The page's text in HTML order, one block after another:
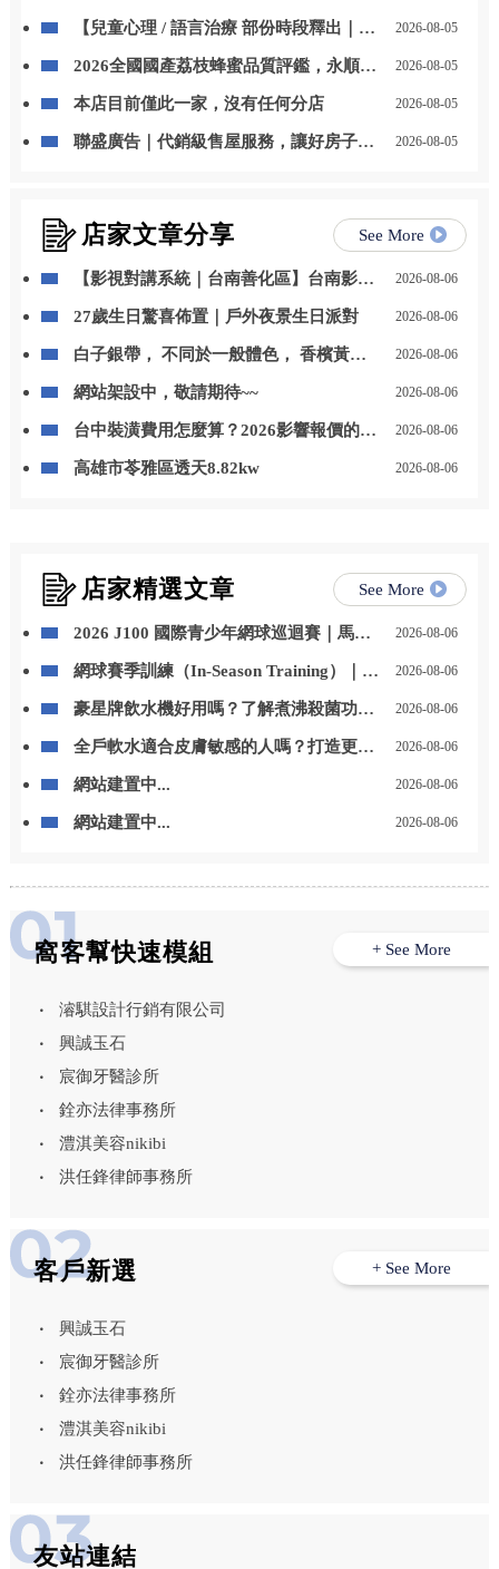
【兒童心理 / 語言治療 部份時段釋出｜開
2026-08-05
2026全國國產荔枝蜂蜜品質評鑑，永順豐
2026-08-05
本店目前僅此一家，沒有任何分店 2026-08-05
聯盛廣告｜代銷級售屋服務，讓好房子被
2026-08-05
店家文章分享 See More
【影視對講系統｜台南善化區】台南影視
2026-08-06
27歲生日驚喜佈置｜戶外夜景生日派對 2026-08-06
白子銀帶， 不同於一般體色， 香檳黃的
型代表。 喜歡這種清爽質感的魚， 歡迎
訊可協助挑選 地址：高雄市美濃區成功路
46號 官方line:@awh29
2026-08-06
網站架設中，敬請期待~~ 2026-08-06
台中裝潢費用怎麼算？2026影響報價的5
2026-08-06
高雄市苓雅區透天8.82kw 2026-08-06
店家精選文章 See More
2026 J100 國際青少年網球巡迴賽｜馬來
2026-08-06
網球賽季訓練（In-Season Training）｜如
2026-08-06
豪星牌飲水機好用嗎？了解煮沸殺菌功能
雄飲水機推薦
2026-08-06
全戶軟水適合皮膚敏感的人嗎？打造更舒
高雄全戶軟水設備安裝
2026-08-06
網站建置中... 2026-08-06
網站建置中... 2026-08-06
窩客幫快速模組
濬騏設計行銷有限公司
興誠玉石
宸御牙醫診所
銓亦法律事務所
澧淇美容nikibi
洪任鋒律師事務所
+ See More
客戶新選
興誠玉石
宸御牙醫診所
銓亦法律事務所
澧淇美容nikibi
洪任鋒律師事務所
+ See More
友站連結